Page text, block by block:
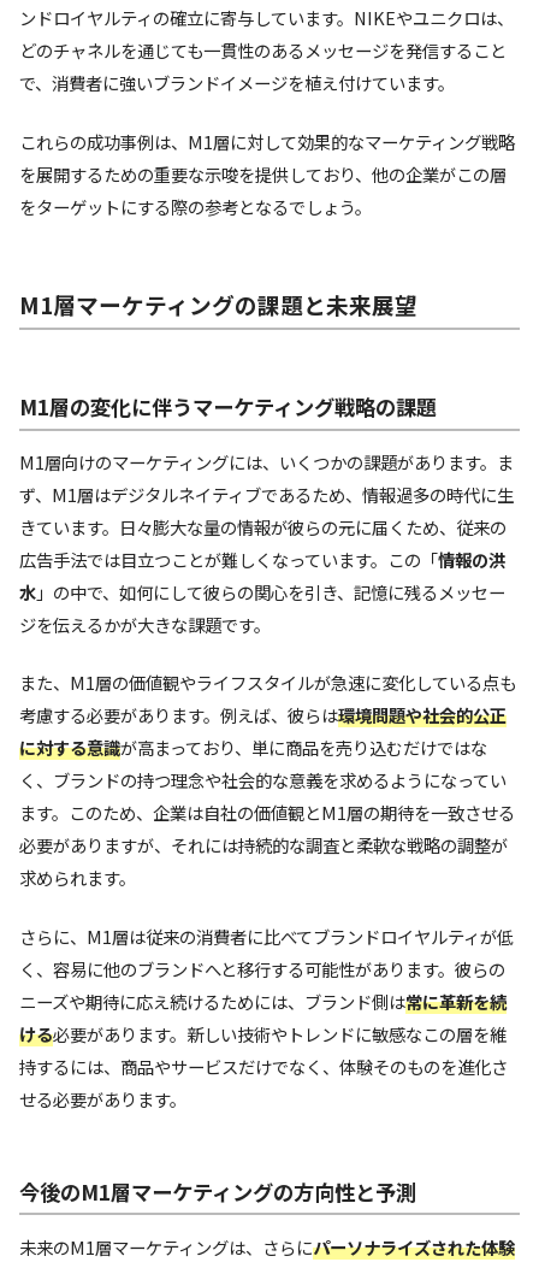
ンドロイヤルティの確立に寄与しています。NIKEやユニクロは、
どのチャネルを通じても一貫性のあるメッセージを発信すること
で、消費者に強いブランドイメージを植え付けています。
これらの成功事例は、M1層に対して効果的なマーケティング戦略
を展開するための重要な示唆を提供しており、他の企業がこの層
をターゲットにする際の参考となるでしょう。
M1層マーケティングの課題と未来展望
M1層の変化に伴うマーケティング戦略の課題
M1層向けのマーケティングには、いくつかの課題があります。ま
ず、M1層はデジタルネイティブであるため、情報過多の時代に生
きています。日々膨大な量の情報が彼らの元に届くため、従来の
広告手法では目立つことが難しくなっています。この「情報の洪
水」の中で、如何にして彼らの関心を引き、記憶に残るメッセー
ジを伝えるかが大きな課題です。
また、M1層の価値観やライフスタイルが急速に変化している点も
考慮する必要があります。例えば、彼らは環境問題や社会的公正
に対する意識が高まっており、単に商品を売り込むだけではな
く、ブランドの持つ理念や社会的な意義を求めるようになってい
ます。このため、企業は自社の価値観とM1層の期待を一致させる
必要がありますが、それには持続的な調査と柔軟な戦略の調整が
求められます。
さらに、M1層は従来の消費者に比べてブランドロイヤルティが低
く、容易に他のブランドへと移行する可能性があります。彼らの
ニーズや期待に応え続けるためには、ブランド側は常に革新を続
ける必要があります。新しい技術やトレンドに敏感なこの層を維
持するには、商品やサービスだけでなく、体験そのものを進化さ
せる必要があります。
今後のM1層マーケティングの方向性と予測
未来のM1層マーケティングは、さらにパーソナライズされた体験